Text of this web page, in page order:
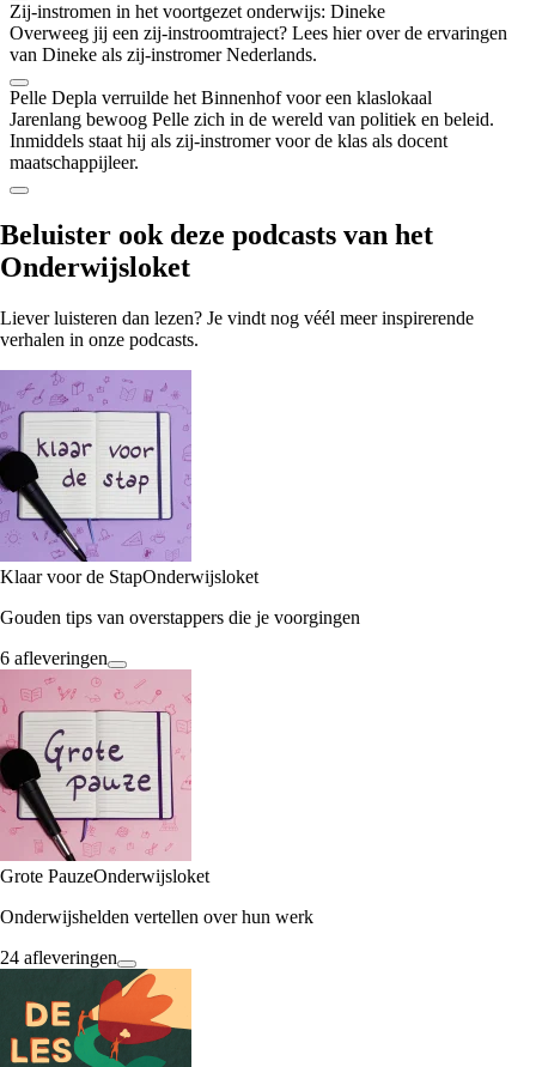
Zij-instromen in het voortgezet onderwijs: Dineke
Overweeg jij een zij-instroomtraject? Lees hier over de ervaringen
van Dineke als zij-instromer Nederlands.
Pelle Depla verruilde het Binnenhof voor een klaslokaal
Jarenlang bewoog Pelle zich in de wereld van politiek en beleid.
Inmiddels staat hij als zij-instromer voor de klas als docent
maatschappijleer.
Beluister ook deze podcasts van het
Onderwijsloket
Liever luisteren dan lezen? Je vindt nog véél meer inspirerende
verhalen in onze podcasts.
Klaar voor de StapOnderwijsloket
Gouden tips van overstappers die je voorgingen
6 afleveringen
Grote PauzeOnderwijsloket
Onderwijshelden vertellen over hun werk
24 afleveringen